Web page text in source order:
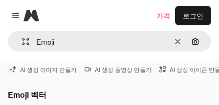
Close menu
Magnific
지우기이미지
가격 로그인
AI 생성 이미지 만들기 AI 생성 동영상 만들기 AI 생성 아이콘 만
Emoji 벡터